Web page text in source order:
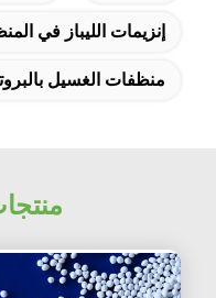
إنزيمات الليباز في
منظفات الغسيل